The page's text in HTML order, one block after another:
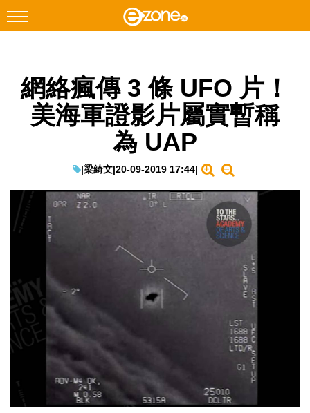
Facebook Instagram
科技焦點
教學評測
EduTech
Enterprise Digital Transformation
特集
網絡瘋傳 3 條 UFO 片！
美海軍證影片屬實暫稱
為 UAP
|梁綺文|20-09-2019 17:44|